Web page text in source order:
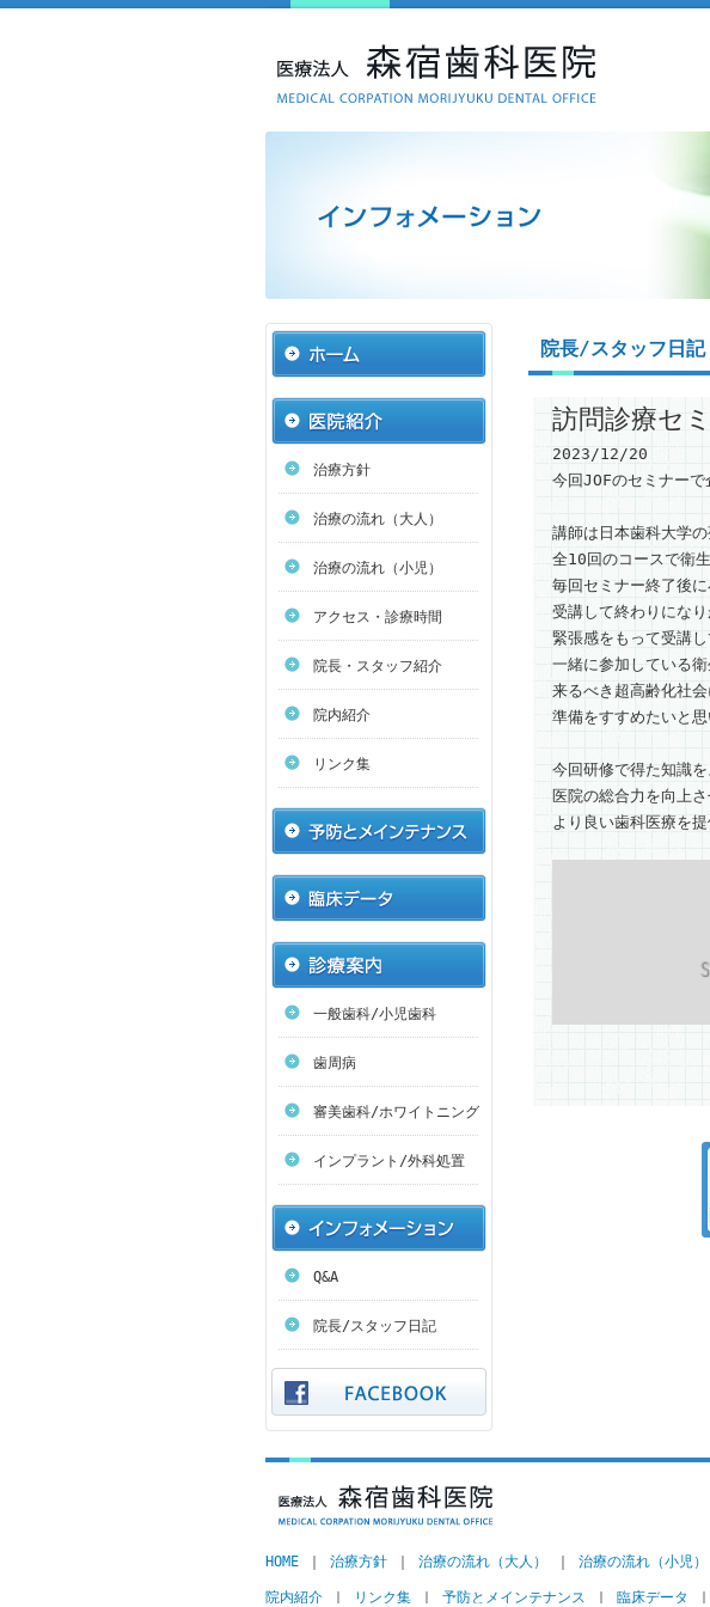
治療方針
治療の流れ（大人）
治療の流れ（小児）
アクセス・診療時間
院長・スタッフ紹介
院内紹介
リンク集
一般歯科/小児歯科
歯周病
審美歯科/ホワイトニング
インプラント/外科処置
Q&A
院長/スタッフ日記
院長/スタッフ日記
訪問診療セ
2023/12/20
今回JOFのセミナーで
講師は日本歯科大学
全10回のコースで衛
毎回セミナー終了後
受講して終わりにな
緊張感をもって受講し
一緒に参加している
来るべき超高齢化社
準備をすすめたいと思
今回研修で得た知識
医院の総合力を向上
より良い歯科医療を
HOME 治療方針 治療の流れ（大人） 治療の流れ（小児）
院内紹介 リンク集 予防とメインテナンス 臨床データ